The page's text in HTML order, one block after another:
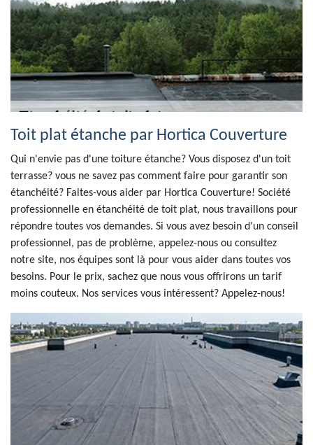
Toit plat étanche par Hortica Couverture
Qui n'envie pas d'une toiture étanche? Vous disposez d'un toit
terrasse? vous ne savez pas comment faire pour garantir son
étanchéité? Faites-vous aider par Hortica Couverture! Société
professionnelle en étanchéité de toit plat, nous travaillons pour
répondre toutes vos demandes. Si vous avez besoin d'un conseil
professionnel, pas de problème, appelez-nous ou consultez
notre site, nos équipes sont là pour vous aider dans toutes vos
besoins. Pour le prix, sachez que nous vous offrirons un tarif
moins couteux. Nos services vous intéressent? Appelez-nous!